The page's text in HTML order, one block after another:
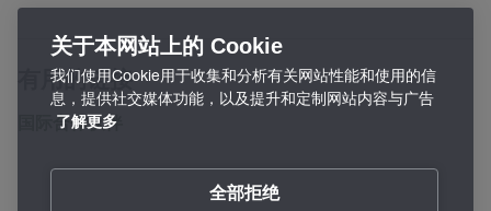
有用的链接
国际合作伙伴
关于本网站上的 Cookie
我们使用Cookie用于收集和分析有关网站性能和使用的信
息，提供社交媒体功能，以及提升和定制网站内容与广告
了解更多
全部拒绝